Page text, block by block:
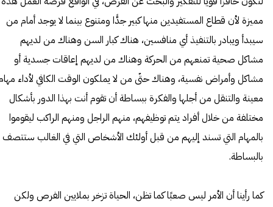
مميزة لأن قطاع المستفيدين منها كبير جدًّا ومتنوع بينما لا يوجد أمام من
سيبدأ ويبادر بالتنفيذ أي منافسين، هناك كبار السن وهناك من لديهم
مشاكل صحية تمنعهم من الحركة وهناك من لديهم إعاقات جسدية أو
مشاكل وأمراض نفسية، وهناك حتّى من لا يملكون الوقت الكافي لأداء
معينة والتنقل من أجلها والفكرة ببساطة أن تقوم أنت بهذا الدور بأشكال
مختلفة من خلال أفراد يتم توظيفهم، منهم الراجل ومنهم الراكب ليقوموا
بالمهام التي تسند إليهم من قبل أولئك الأشخاص التي في الغالب ستتصف
بالبساطة.
كما رأينا أن الأمر ليس صعبًا كما تظن، الحياة تزخر بملايين الفرص ولكن